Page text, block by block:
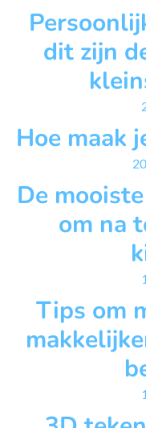
dit zijn
Hoe maak
De
om na
Tips om